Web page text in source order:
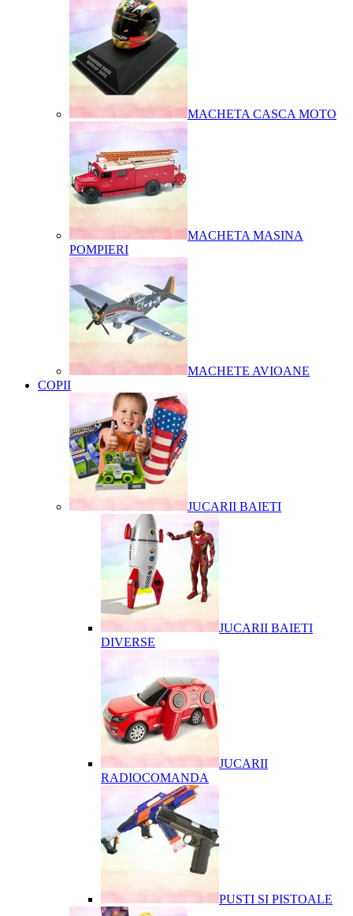
MACHETA CASCA MOTO
MACHETA MASINA
POMPIERI
MACHETE AVIOANE
COPII
JUCARII BAIETI
JUCARII BAIETI
DIVERSE
JUCARII
RADIOCOMANDA
PUSTI SI PISTOALE